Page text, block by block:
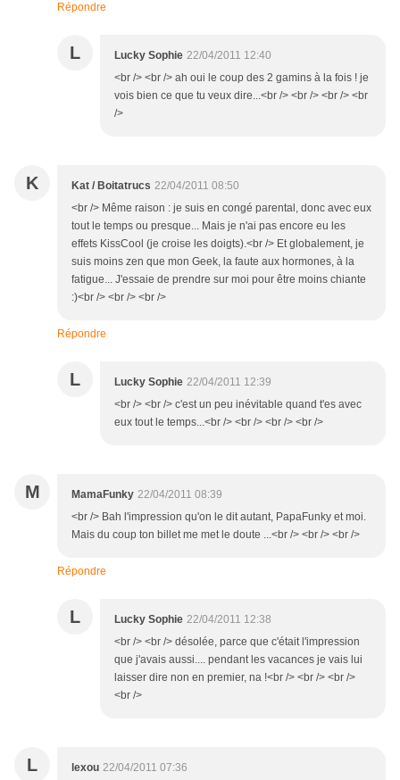
Répondre
L Lucky Sophie 22/04/2011 12:40
<br /> <br /> ah oui le coup des 2 gamins à la fois ! je
vois bien ce que tu veux dire...<br /> <br /> <br /> <br
/>
K Kat / Boitatrucs 22/04/2011 08:50
<br /> Même raison : je suis en congé parental, donc avec eux
tout le temps ou presque... Mais je n'ai pas encore eu les
effets KissCool (je croise les doigts).<br /> Et globalement, je
suis moins zen que mon Geek, la faute aux hormones, à la
fatigue... J'essaie de prendre sur moi pour être moins chiante
:)<br /> <br /> <br />
Répondre
L Lucky Sophie 22/04/2011 12:39
<br /> <br /> c'est un peu inévitable quand t'es avec
eux tout le temps...<br /> <br /> <br /> <br />
M MamaFunky 22/04/2011 08:39
<br /> Bah l'impression qu'on le dit autant, PapaFunky et moi.
Mais du coup ton billet me met le doute ...<br /> <br /> <br />
Répondre
L Lucky Sophie 22/04/2011 12:38
<br /> <br /> désolée, parce que c'était l'impression
que j'avais aussi.... pendant les vacances je vais lui
laisser dire non en premier, na !<br /> <br /> <br />
<br />
L lexou 22/04/2011 07:36